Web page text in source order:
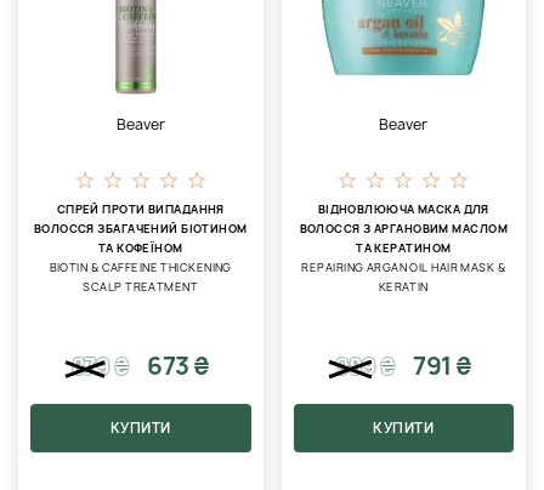
Beaver
СПРЕЙ ПРОТИ ВИПАДАННЯ
ВОЛОССЯ ЗБАГАЧЕНИЙ БІОТИНОМ
ТА КОФЕЇНОМ
BIOTIN & CAFFEINE THICKENING
SCALP TREATMENT
879₴ 673 ₴
КУПИТИ
Beaver
ВІДНОВЛЮЮЧА МАСКА ДЛЯ
ВОЛОССЯ З АРГАНОВИМ МАСЛОМ
ТА КЕРАТИНОМ
REPAIRING ARGAN OIL HAIR MASK &
KERATIN
989₴ 791 ₴
КУПИТИ